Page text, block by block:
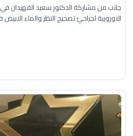
جانب من مشاركة الدكتور سعيد القهيدان
الاوروبية لجراحيّ تصحيح النظر والماء